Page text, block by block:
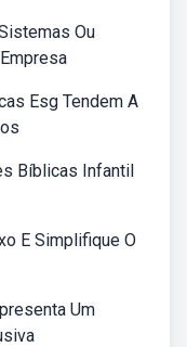
Ou
Esg Tendem A
Bíblicas Infantil
E Simplifique O
Um